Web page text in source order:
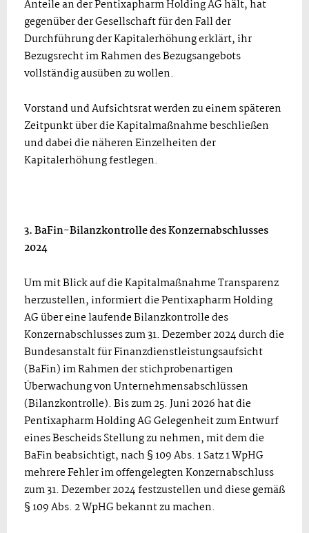
Anteile an der Pentixapharm Holding AG hält, hat
gegenüber der Gesellschaft für den Fall der
Durchführung der Kapitalerhöhung erklärt, ihr
Bezugsrecht im Rahmen des Bezugsangebots
vollständig ausüben zu wollen.
Vorstand und Aufsichtsrat werden zu einem späteren
Zeitpunkt über die Kapitalmaßnahme beschließen
und dabei die näheren Einzelheiten der
Kapitalerhöhung festlegen.
3. BaFin-Bilanzkontrolle des Konzernabschlusses
2024
Um mit Blick auf die Kapitalmaßnahme Transparenz
herzustellen, informiert die Pentixapharm Holding
AG über eine laufende Bilanzkontrolle des
Konzernabschlusses zum 31. Dezember 2024 durch die
Bundesanstalt für Finanzdienstleistungsaufsicht
(BaFin) im Rahmen der stichprobenartigen
Überwachung von Unternehmensabschlüssen
(Bilanzkontrolle). Bis zum 25. Juni 2026 hat die
Pentixapharm Holding AG Gelegenheit zum Entwurf
eines Bescheids Stellung zu nehmen, mit dem die
BaFin beabsichtigt, nach § 109 Abs. 1 Satz 1 WpHG
mehrere Fehler im offengelegten Konzernabschluss
zum 31. Dezember 2024 festzustellen und diese gemäß
§ 109 Abs. 2 WpHG bekannt zu machen.